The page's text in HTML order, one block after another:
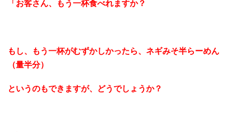
「お客さん、もう一杯食べれますか？
もし、もう一杯がむずかしかったら、ネギみそ半らーめん
（量半分）
というのもできますが、どうでしょうか？